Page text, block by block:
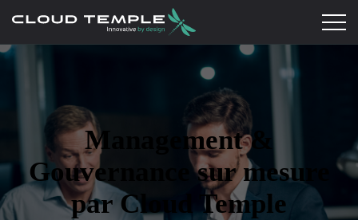
Management &
Gouvernance sur mesure
par Cloud Temple